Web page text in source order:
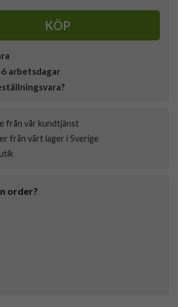
KÖP
6 arbetsdagar
från vår kundtjänst
från vårt lager i Sverige
order?